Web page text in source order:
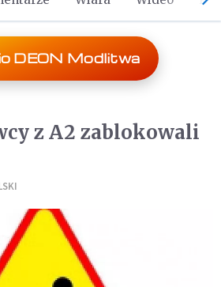
DEON Modlitwa
z A2 zablokowali